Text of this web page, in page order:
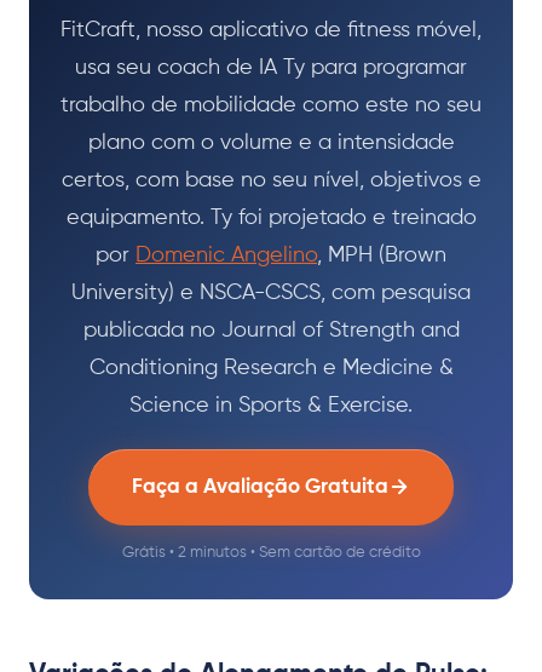
FitCraft, nosso aplicativo de fitness móvel,
usa seu coach de IA Ty para programar
trabalho de mobilidade como este no seu
plano com o volume e a intensidade
certos, com base no seu nível, objetivos e
equipamento. Ty foi projetado e treinado
por Domenic Angelino, MPH (Brown
University) e NSCA-CSCS, com pesquisa
publicada no Journal of Strength and
Conditioning Research e Medicine &
Science in Sports & Exercise.
Faça a Avaliação Gratuita
Grátis • 2 minutos • Sem cartão de crédito